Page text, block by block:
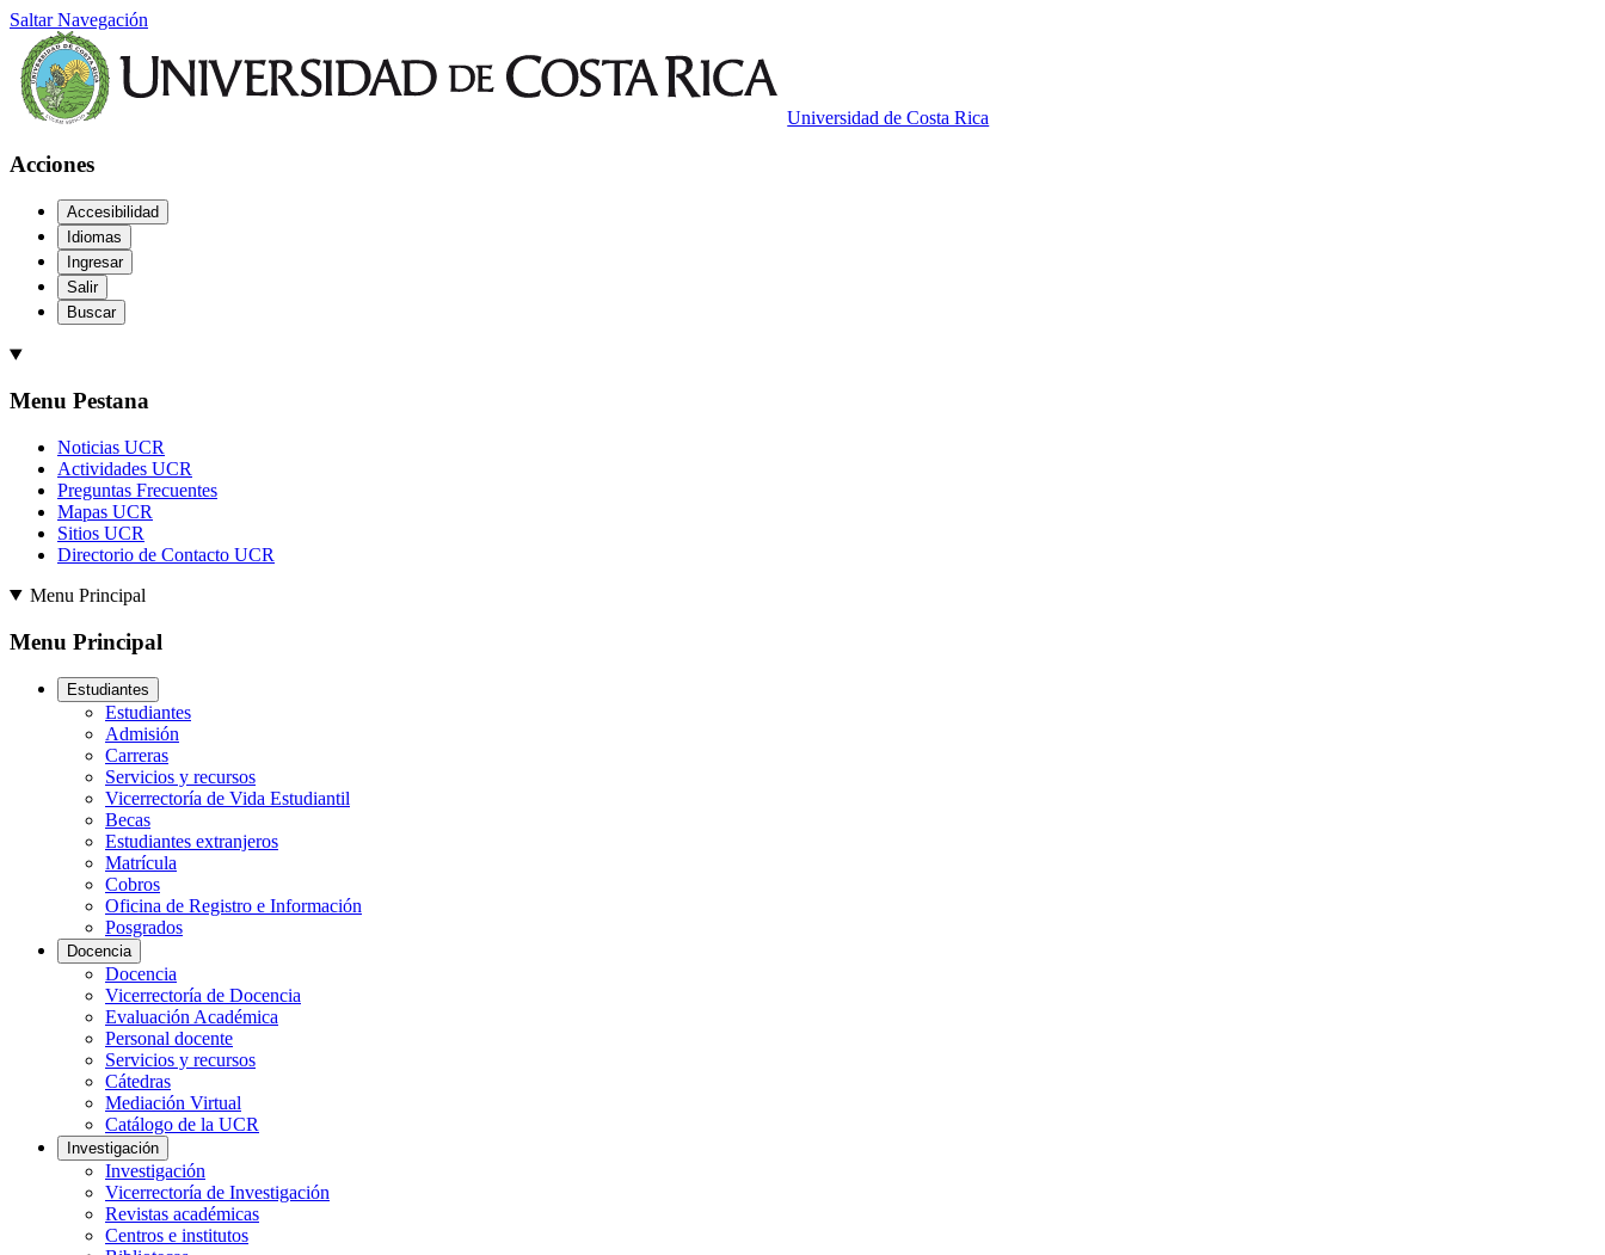
Saltar Navegación
Universidad de Costa Rica
Acciones
Accesibilidad
Idiomas
Ingresar
Salir
Buscar
Menu Pestana
Noticias UCR
Actividades UCR
Preguntas Frecuentes
Mapas UCR
Sitios UCR
Directorio de Contacto UCR
Menu Principal
Menu Principal
Estudiantes
Estudiantes
Admisión
Carreras
Servicios y recursos
Vicerrectoría de Vida Estudiantil
Becas
Estudiantes extranjeros
Matrícula
Cobros
Oficina de Registro e Información
Posgrados
Docencia
Docencia
Vicerrectoría de Docencia
Evaluación Académica
Personal docente
Servicios y recursos
Cátedras
Mediación Virtual
Catálogo de la UCR
Investigación
Investigación
Vicerrectoría de Investigación
Revistas académicas
Centros e institutos